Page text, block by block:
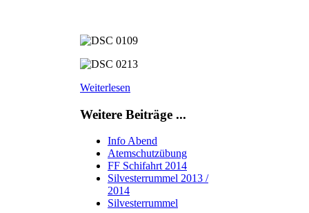
Weiterlesen
Weitere Beiträge ...
Info Abend
Atemschutzübung
FF Schifahrt 2014
Silvesterrummel 2013 /
2014
Silvesterrummel